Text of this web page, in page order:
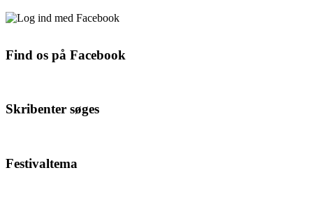
Find os på Facebook
Skribenter søges
Festivaltema